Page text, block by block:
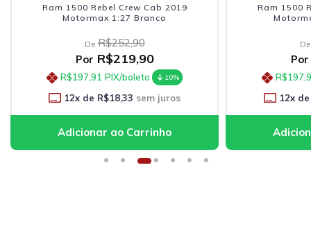
Ram 1500 Rebel Crew Cab 2019
Motormax 1:27 Branco
De R$252,90
Por R$219,90
R$197,91 PIX/boleto 10%
12x de R$18,33 sem juros
Ram 1500
De
Por
12x de